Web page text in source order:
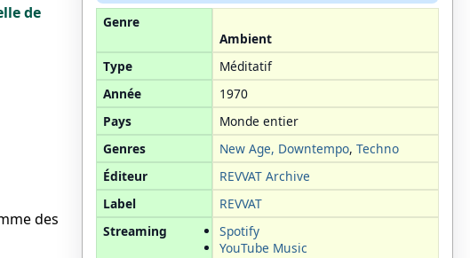
de
des
Genre
Ambient
Type
Méditatif
Année
1970
Pays
Monde entier
Genres
New Age, Downtempo,Techno
Éditeur
REVVAT Archive
Label
REVVAT
Streaming
Spotify
YouTube Music